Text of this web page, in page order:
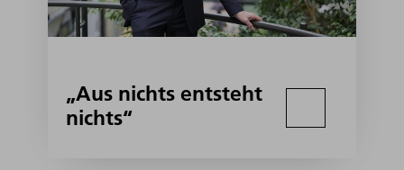
„Aus nichts entsteht
nichts“